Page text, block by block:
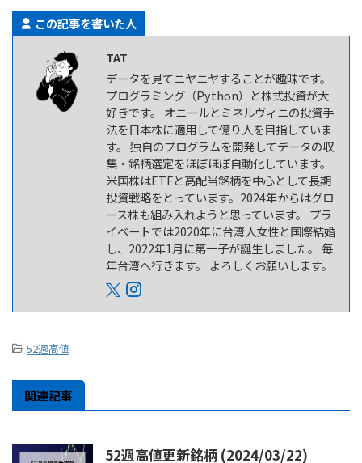
この記事を書いた人
TAT
データを見てニヤニヤすることが趣味です。
プログラミング（Python）と株式投資が大
好きです。 オニールとミネルヴィニの投資手
法を日本株に適用して億り人を目指していま
す。 独自のプログラムを開発してデータの収
集・銘柄選定をほぼほぼ自動化しています。
米国株はETFと高配当銘柄を中心として長期
投資戦略をとっています。2024年からはグロ
ース株も組み入れようと思っています。 プラ
イベートでは2020年に台湾人女性と国際結婚
し、2022年1月に第一子が誕生しました。 毎
年台湾へ行きます。 よろしくお願いします。
-52週高値
関連記事
52週高値更新銘柄 (2024/03/22)